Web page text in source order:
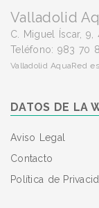
Valladolid
C. Miguel Íscar, 9,
Teléfono: 983 70
Valladolid AquaRed
DATOS DE LA
Aviso Legal
Contacto
Política de